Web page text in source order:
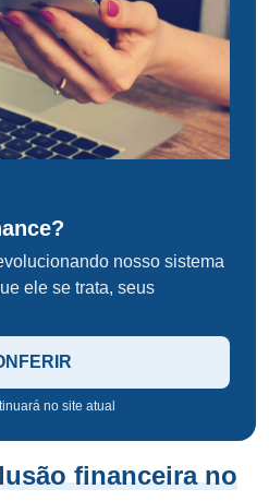
nosso sistema
ele se trata, seus
no site atual
financeira no